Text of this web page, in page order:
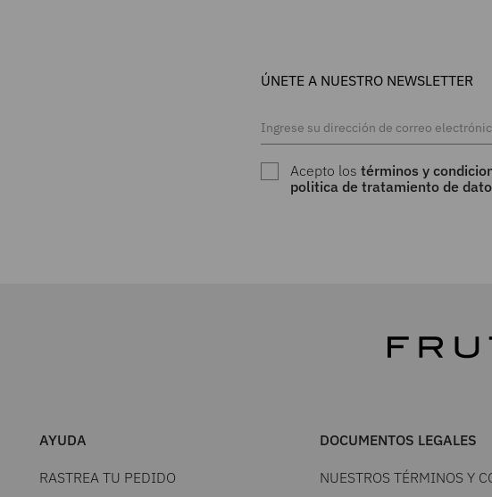
ÚNETE A NUESTRO NEWSLETTER
Acepto lostérminos y
politica de tratamiento de
AYUDA
RASTREA TU PEDIDO
DOCUMENTOS LEGALES
NUESTROS TÉRMINOS Y